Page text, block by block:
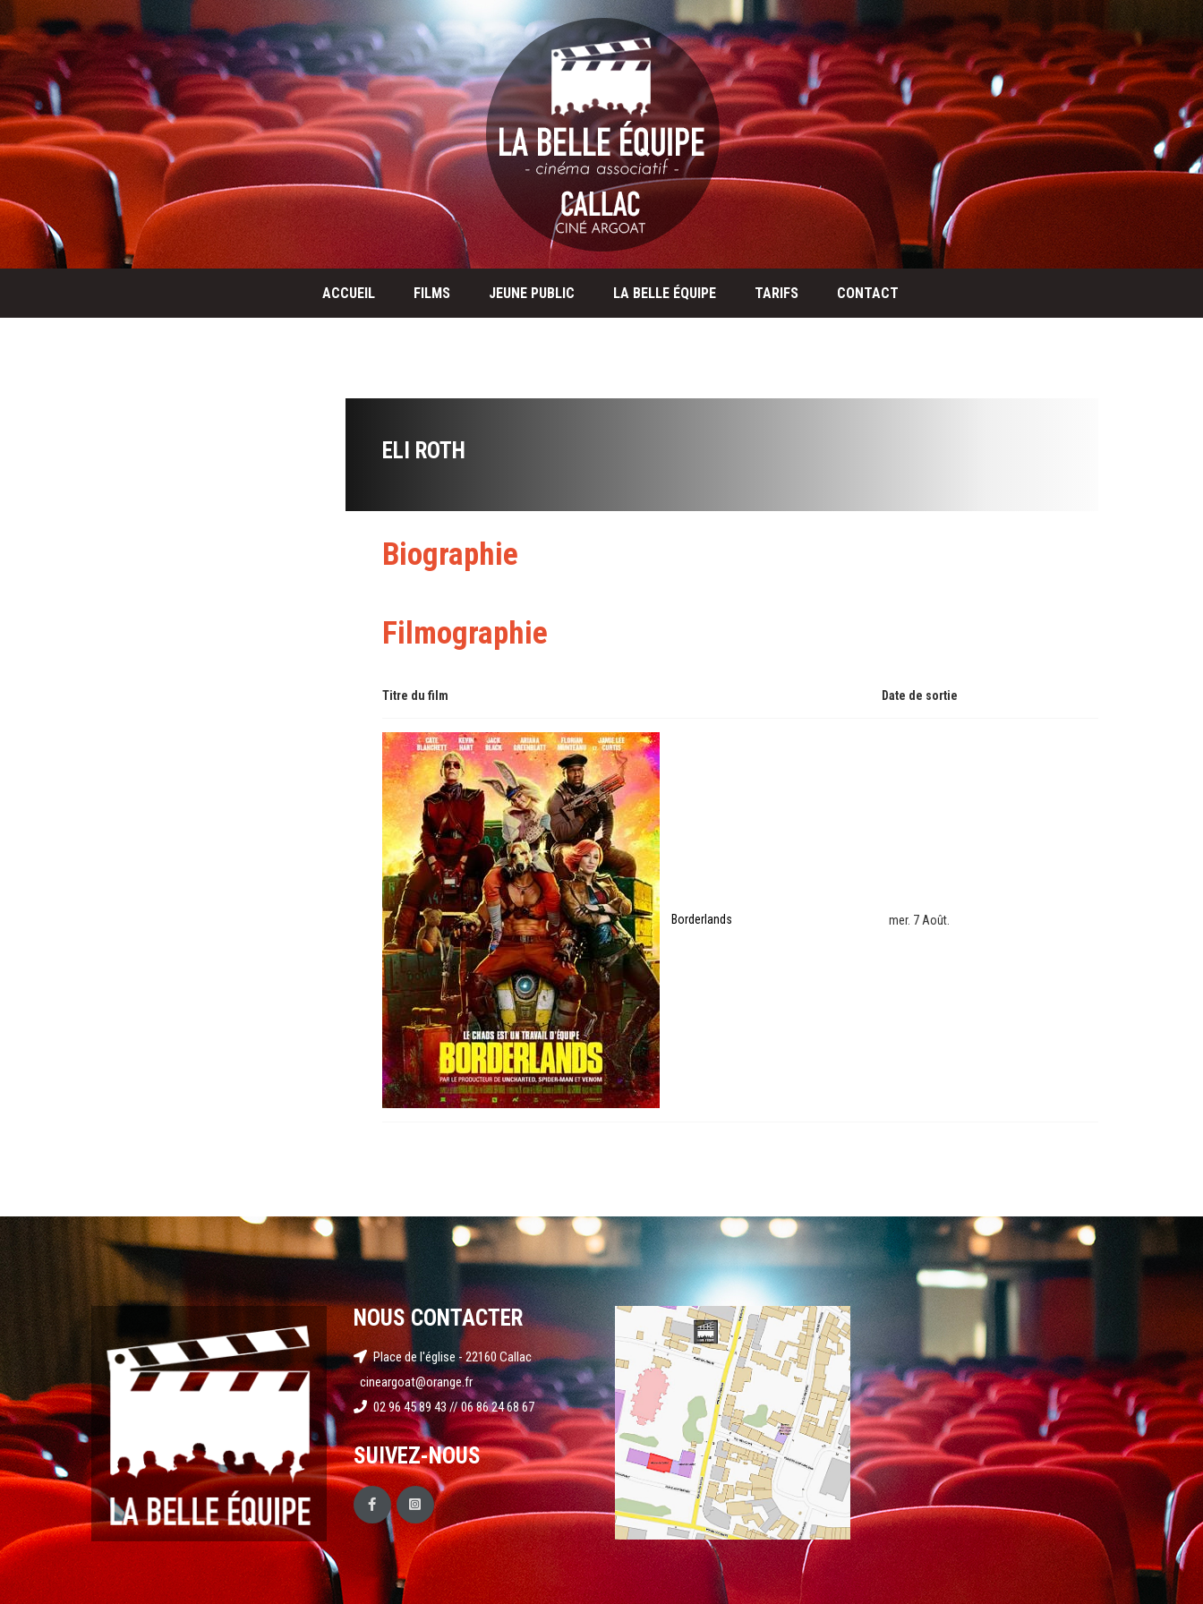
ACCUEIL FILMS JEUNE PUBLIC LA BELLE ÉQUIPE TARIFS CONTACT
ELI ROTH
Biographie
Filmographie
Titre du film Date de sortie
Borderlands mer. 7 Août.
NOUS CONTACTER
Place de l'église - 22160 Callac
cineargoat@orange.fr
02 96 45 89 43 // 06 86 24 68 67
SUIVEZ-NOUS